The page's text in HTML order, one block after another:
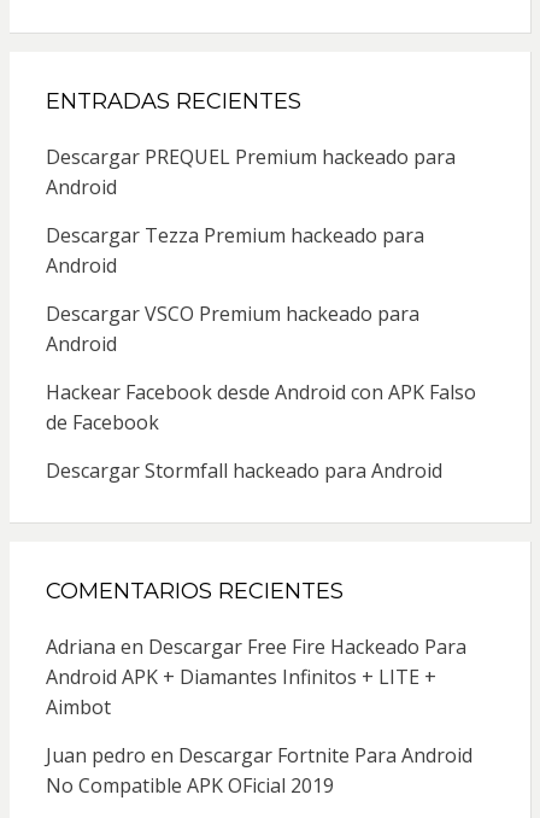
ENTRADAS RECIENTES
Descargar PREQUEL Premium hackeado para
Android
Descargar Tezza Premium hackeado para
Android
Descargar VSCO Premium hackeado para
Android
Hackear Facebook desde Android con APK Falso
de Facebook
Descargar Stormfall hackeado para Android
COMENTARIOS RECIENTES
Adriana en Descargar Free Fire Hackeado Para
Android APK + Diamantes Infinitos + LITE +
Aimbot
Juan pedro en Descargar Fortnite Para Android
No Compatible APK OFicial 2019